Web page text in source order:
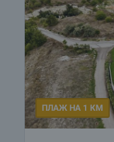
ПЛАЖ НА 1 КМ